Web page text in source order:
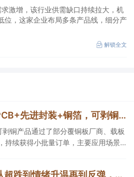
激增，该行业供需缺口持续拉大，机
位，这家企业布局多条产品线，细分产
解锁全文
【机构龙虎榜解读】PCB+先进封装+铜箔，可剥铜产品通过了部分覆铜板厂商、载板厂商及相关芯片终端的认证，持续获得小批量订单，主要应用场景包括芯片封装光模块用PCB，机构大额净买入这家公司
铜产品通过了部分覆铜板厂商、载板
持续获得小批量订单，主要应用场景
【九点特供周回顾】从超跌到情绪升温再到反弹，栏目梳理AI应用题材逻辑，AI教育人气公司解读后获4连板